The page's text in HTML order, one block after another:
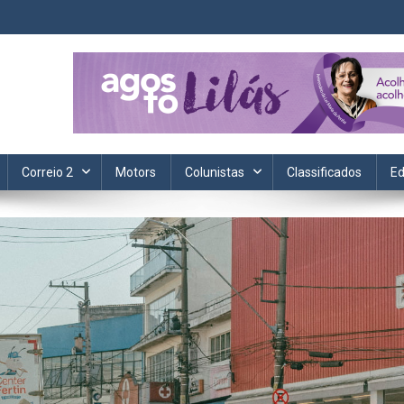
Informação, política, saúde, economia, esportes e cotidiano.
Correio 2 Motors Colunistas Classificados